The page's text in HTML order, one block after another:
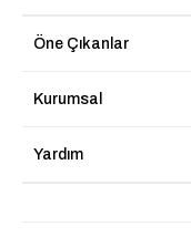
Öne Çıkanlar
Kurumsal
Yardım